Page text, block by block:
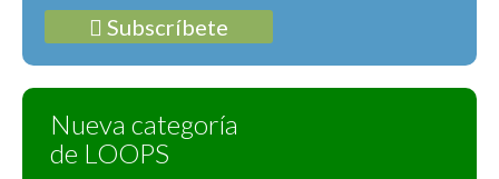
Subscríbete
Nueva categoría
de LOOPS